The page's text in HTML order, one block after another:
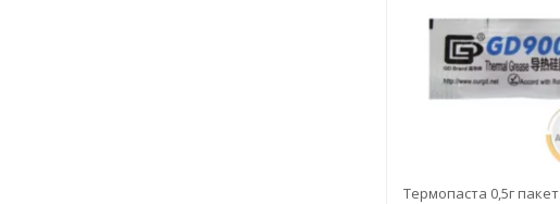
Термопаста 0,5г пакет